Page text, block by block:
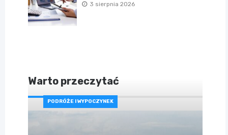
3 sierpnia 2026
Warto przeczytać
PODRÓŻE I WYPOCZYNEK